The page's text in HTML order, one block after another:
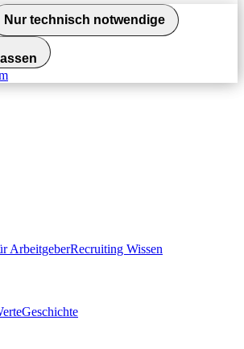
Nur technisch notwendige
ArbeitgeberRecruiting Wissen
Geschichte